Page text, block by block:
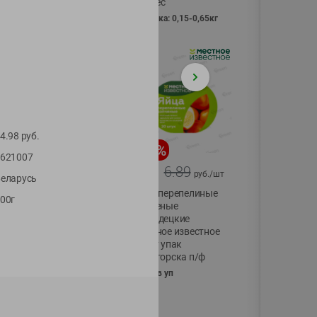
фасовка: 0,15-0,65кг
-17
11.59
ГХИ Местное
%
6.89 руб./шт
Яйца перепелиные
копченые
Молодецкие
Местное известное
20 шт упак
Солигорска п/ф
20шт в уп
руб.